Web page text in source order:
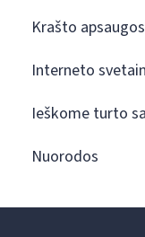
Krašto
Interneto
Ieškome turto
Nuorodos